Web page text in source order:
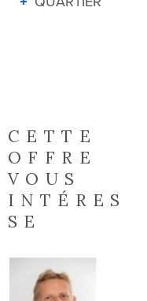
CETTE
OFFRE
VOUS
INTÉRES
SE